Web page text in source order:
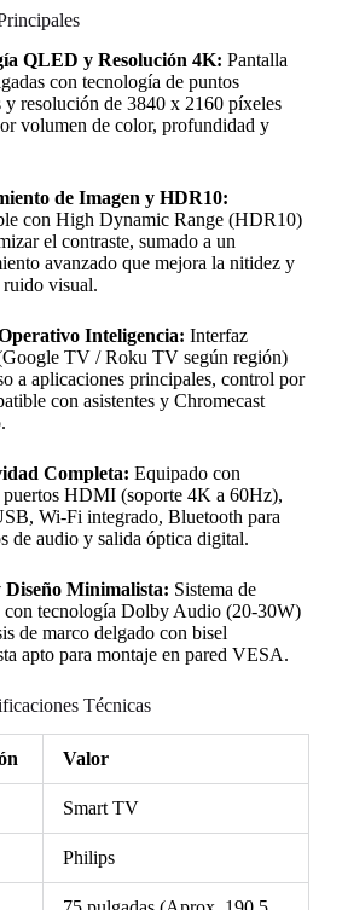
QLED y Resolución 4K: Pantalla
con tecnología de puntos
y resolución de 3840 x 2160 píxeles
volumen de color, profundidad y
de Imagen y HDR10:
con High Dynamic Range (HDR10)
el contraste, sumado a un
avanzado que mejora la nitidez y
ruido visual.
Inteligencia: Interfaz
TV / Roku TV según región)
a aplicaciones principales, control por
con asistentes y Chromecast
Completa: Equipado con
HDMI (soporte 4K a 60Hz),
Wi-Fi integrado, Bluetooth para
de audio y salida óptica digital.
Diseño Minimalista: Sistema de
con tecnología Dolby Audio (20-30W)
de marco delgado con bisel
apto para montaje en pared VESA.
Técnicas
Valor
Smart TV
Philips